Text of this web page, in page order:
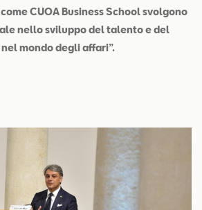
CUOA Business School svolgono
nello sviluppo del talento e del
mondo degli affari”.